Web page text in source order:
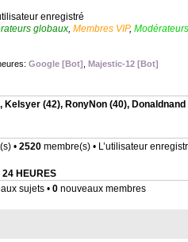
enregistré
globaux, Membres VIP,
Google [Bot] Majestic-12 [Bot]
Kelsyer(42), RonyNon(40), Donaldnand
• 2520membre(s) • L’utilisateur
24 HEURES
sujets • 0nouveaux membres